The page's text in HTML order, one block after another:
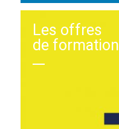
Les offres
de formation